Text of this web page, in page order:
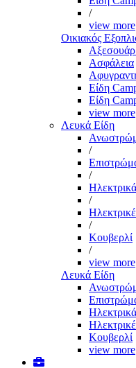
/
view more
Οικιακός
Ασφάλεια
Είδη
Είδη
view more
Λευκά Είδη
/
/
/
/
Κουβερλί
/
view more
Λευκά Είδη
Κουβερλί
view more